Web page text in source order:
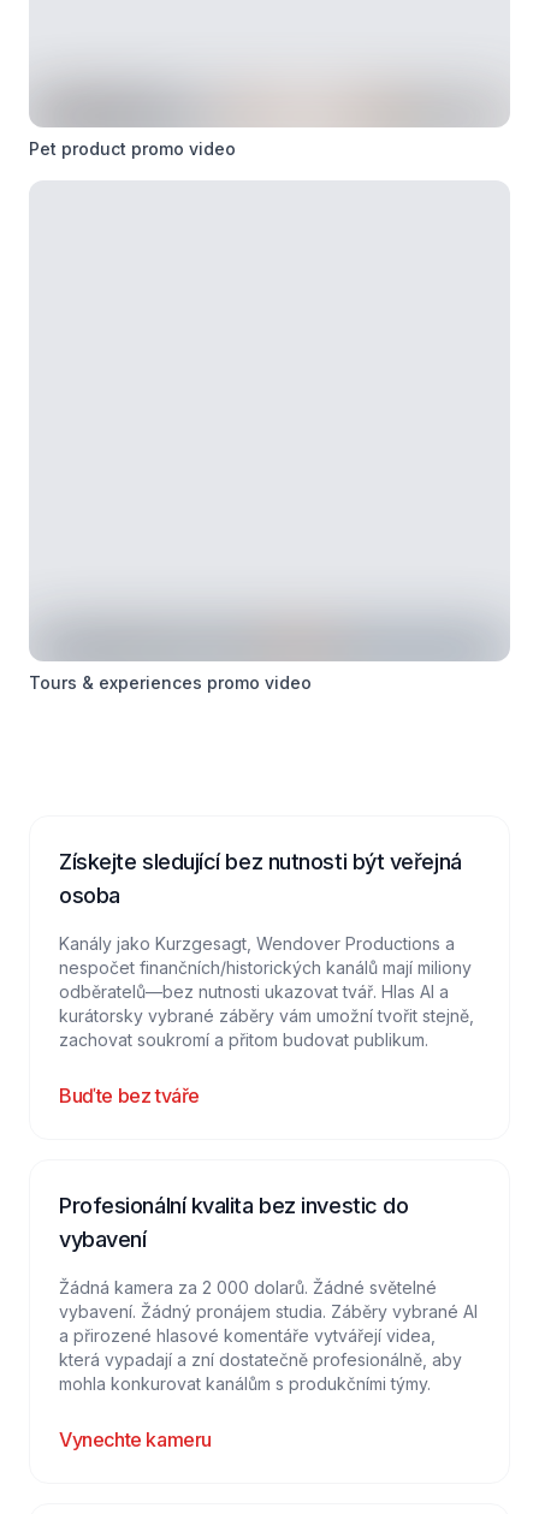
Pet product promo video
Tours & experiences promo video
Získejte sledující bez nutnosti být veřejná
osoba
Kanály jako Kurzgesagt, Wendover Productions a
nespočet finančních/historických kanálů mají miliony
odběratelů—bez nutnosti ukazovat tvář. Hlas AI a
kurátorsky vybrané záběry vám umožní tvořit stejně,
zachovat soukromí a přitom budovat publikum.
Buďte bez tváře
Profesionální kvalita bez investic do
vybavení
Žádná kamera za 2 000 dolarů. Žádné světelné
vybavení. Žádný pronájem studia. Záběry vybrané AI
a přirozené hlasové komentáře vytvářejí videa,
která vypadají a zní dostatečně profesionálně, aby
mohla konkurovat kanálům s produkčními týmy.
Vynechte kameru